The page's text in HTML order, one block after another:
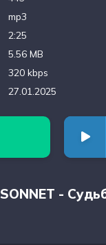
mp3
2:25
5.56 MB
320 kbps
27.01.2025
-